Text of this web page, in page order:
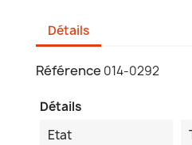
Détails
Référence 014-0292
Détails
Etat